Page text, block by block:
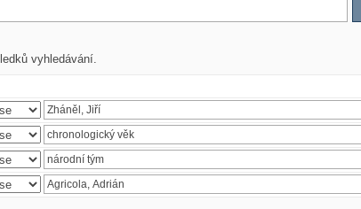
vyhledávání.